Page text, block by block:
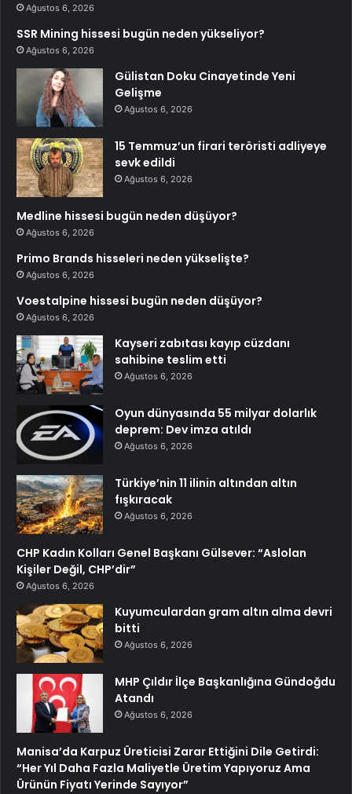
Ağustos 6, 2026
SSR Mining hissesi bugün neden yükseliyor?
Ağustos 6, 2026
Gülistan Doku Cinayetinde Yeni
Gelişme
Ağustos 6, 2026
15 Temmuz’un firari teröristi adliyeye
sevk edildi
Ağustos 6, 2026
Medline hissesi bugün neden düşüyor?
Ağustos 6, 2026
Primo Brands hisseleri neden yükselişte?
Ağustos 6, 2026
Voestalpine hissesi bugün neden düşüyor?
Ağustos 6, 2026
Kayseri zabıtası kayıp cüzdanı
sahibine teslim etti
Ağustos 6, 2026
Oyun dünyasında 55 milyar dolarlık
deprem: Dev imza atıldı
Ağustos 6, 2026
Türkiye’nin 11 ilinin altından altın
fışkıracak
Ağustos 6, 2026
CHP Kadın Kolları Genel Başkanı Gülsever: “Aslolan
Kişiler Değil, CHP’dir”
Ağustos 6, 2026
Kuyumculardan gram altın alma devri
bitti
Ağustos 6, 2026
MHP Çıldır İlçe Başkanlığına Gündoğdu
Atandı
Ağustos 6, 2026
Manisa’da Karpuz Üreticisi Zarar Ettiğini Dile Getirdi:
“Her Yıl Daha Fazla Maliyetle Üretim Yapıyoruz Ama
Ürünün Fiyatı Yerinde Sayıyor”